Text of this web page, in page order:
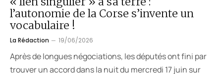
l’autonomie de la Corse s’invente un
vocabulaire !
La Rédaction 19/06/2026
Après de longues négociations, les députés ont fini par
trouver un accord dans la nuit du mercredi 17 juin sur